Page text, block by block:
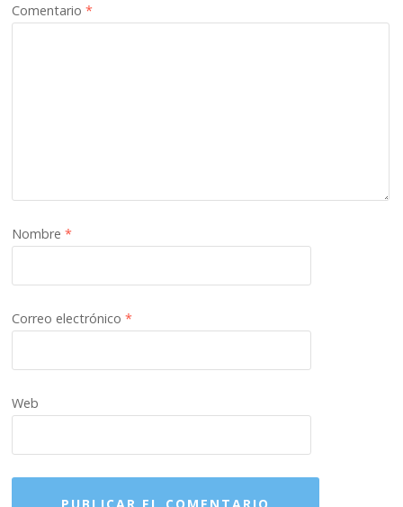
Comentario*
Nombre*
Correo electrónico*
Web